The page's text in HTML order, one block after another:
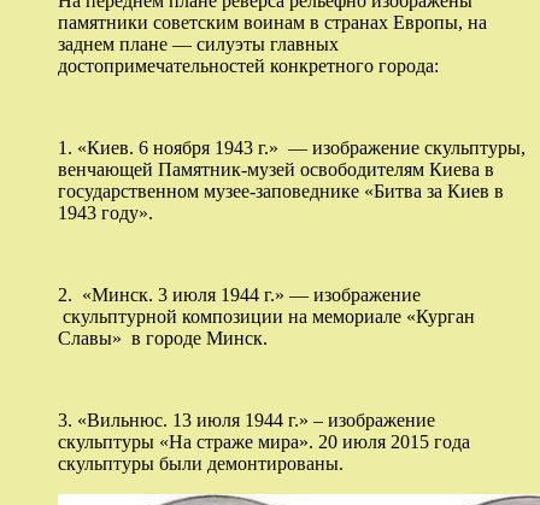
памятники советским воинам в странах Европы, на
заднем плане — силуэты главных
достопримечательностей конкретного города:
1. «Киев. 6 ноября 1943 г.» — изображение скульптуры,
венчающей Памятник-музей освободителям Киева в
государственном музее-заповеднике «Битва за Киев в
1943 году».
2. «Минск. 3 июля 1944 г.» — изображение
скульптурной композиции на мемориале «Курган
Славы» в городе Минск.
3. «Вильнюс. 13 июля 1944 г.» – изображение
скульптуры «На страже мира». 20 июля 2015 года
скульптуры были демонтированы.